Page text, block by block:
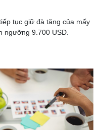
tục giữ đà tăng của mấy
ngưỡng 9.700 USD.